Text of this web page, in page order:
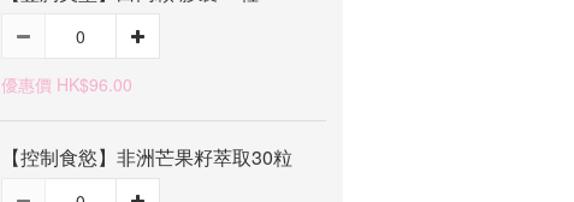
優惠價 HK$96.00
【控制食慾】非洲芒果籽萃取30粒